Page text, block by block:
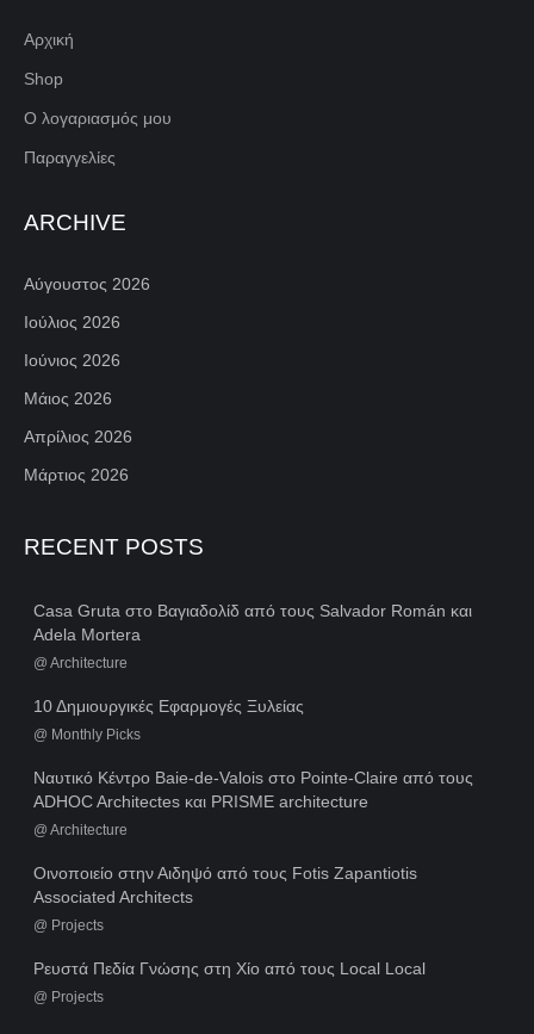
Αρχική
Shop
Ο λογαριασμός μου
Παραγγελίες
ARCHIVE
Αύγουστος 2026
Ιούλιος 2026
Ιούνιος 2026
Μάιος 2026
Απρίλιος 2026
Μάρτιος 2026
RECENT POSTS
Casa Gruta στο Βαγιαδολίδ από τους Salvador Román και
Adela Mortera
@ Architecture
10 Δημιουργικές Εφαρμογές Ξυλείας
@ Monthly Picks
Ναυτικό Κέντρο Baie-de-Valois στο Pointe-Claire από τους
ADHOC Architectes και PRISME architecture
@ Architecture
Οινοποιείο στην Αιδηψό από τους Fotis Zapantiotis
Associated Architects
@ Projects
Ρευστά Πεδία Γνώσης στη Χίο από τους Local Local
@ Projects